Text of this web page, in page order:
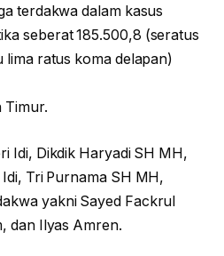
terdakwa dalam kasus
seberat 185.500,8 (seratus
ratus koma delapan)
Timur.
Idi, Dikdik Haryadi SH MH,
Tri Purnama SH MH,
yakni Sayed Fackrul
dan Ilyas Amren.